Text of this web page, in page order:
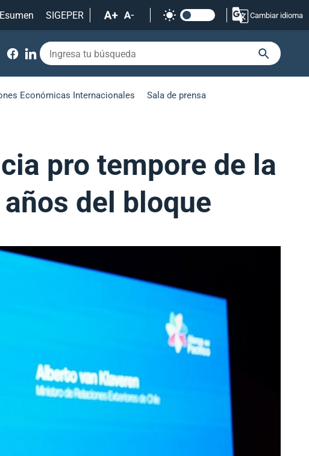
SIGEPER Cambiar idioma
Económicas Internacionales Sala de prensa
pro tempore de la
del bloque